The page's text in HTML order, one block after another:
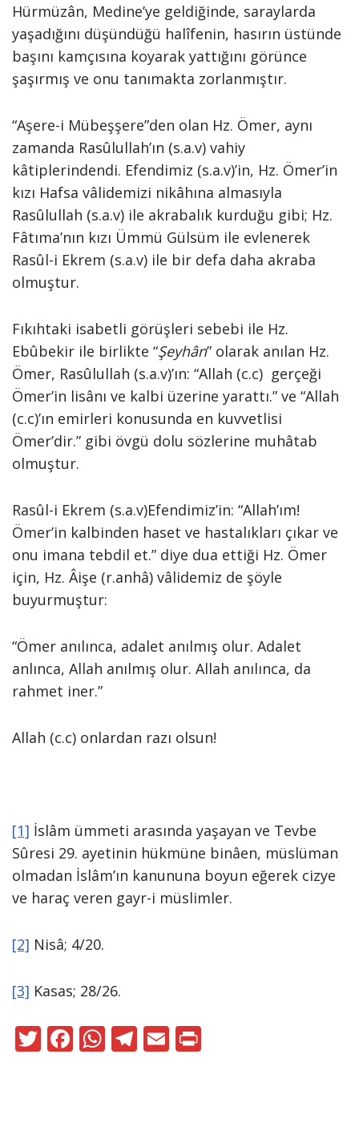
Hürmüzân, Medine’ye geldiğinde, saraylarda
yaşadığını düşündüğü halîfenin, hasırın üstünde
başını kamçısına koyarak yattığını görünce
şaşırmış ve onu tanımakta zorlanmıştır.
“Aşere-i Mübeşşere”den olan Hz. Ömer, aynı
zamanda Rasûlullah’ın (s.a.v) vahiy
kâtiplerindendi. Efendimiz (s.a.v)’in, Hz. Ömer’in
kızı Hafsa vâlidemizi nikâhına almasıyla
Rasûlullah (s.a.v) ile akrabalık kurduğu gibi; Hz.
Fâtıma’nın kızı Ümmü Gülsüm ile evlenerek
Rasûl-i Ekrem (s.a.v) ile bir defa daha akraba
olmuştur.
Fıkıhtaki isabetli görüşleri sebebi ile Hz.
Ebûbekir ile birlikte “Şeyhân” olarak anılan Hz.
Ömer, Rasûlullah (s.a.v)’ın: “Allah (c.c) gerçeği
Ömer’in lisânı ve kalbi üzerine yarattı.” ve “Allah
(c.c)’ın emirleri konusunda en kuvvetlisi
Ömer’dir.” gibi övgü dolu sözlerine muhâtab
olmuştur.
Rasûl-i Ekrem (s.a.v)Efendimiz’in: “Allah’ım!
Ömer’in kalbinden haset ve hastalıkları çıkar ve
onu imana tebdil et.” diye dua ettiği Hz. Ömer
için, Hz. Âişe (r.anhâ) vâlidemiz de şöyle
buyurmuştur:
“Ömer anılınca, adalet anılmış olur. Adalet
anlınca, Allah anılmış olur. Allah anılınca, da
rahmet iner.”
Allah (c.c) onlardan razı olsun!
[1] İslâm ümmeti arasında yaşayan ve Tevbe
Sûresi 29. ayetinin hükmüne binâen, müslüman
olmadan İslâm’ın kanununa boyun eğerek cizye
ve haraç veren gayr-i müslimler.
[2] Nisâ; 4/20.
[3] Kasas; 28/26.
T F W T E